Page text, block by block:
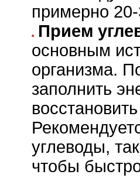
примерно
Прием
основным
организма.
заполнить
углеводы,
чтобы